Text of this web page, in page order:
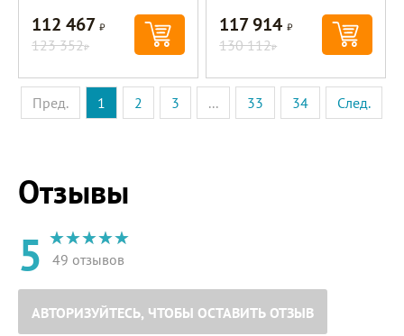
112 467Р
123 352Р
117 914Р
130 112Р
Пред. 1 2 3 ... 33 34 След.
Отзывы
5 49 отзывов
АВТОРИЗУЙТЕСЬ, ЧТОБЫ ОСТАВИТЬ ОТЗЫВ